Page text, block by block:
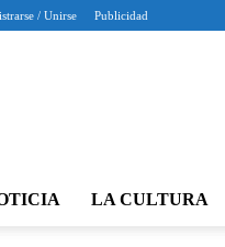
/ Unirse Publicidad
LA CULTURA